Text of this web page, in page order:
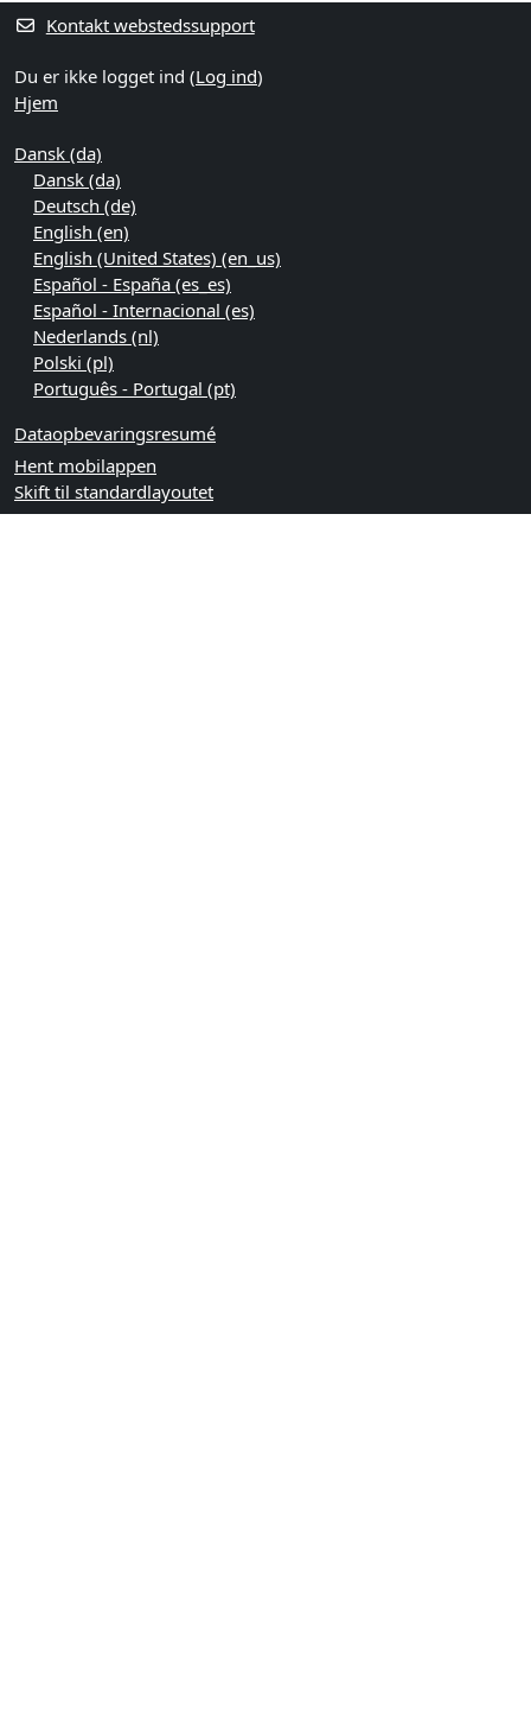
Kontakt webstedssupport
Du er ikke logget ind (Log ind)
Hjem
Dansk ‎(da)‎
Dansk ‎(da)‎
Deutsch ‎(de)‎
English ‎(en)‎
English (United States) ‎(en_us)‎
Español - España ‎(es_es)‎
Español - Internacional ‎(es)‎
Nederlands ‎(nl)‎
Polski ‎(pl)‎
Português - Portugal ‎(pt)‎
Dataopbevaringsresumé
Hent mobilappen
Skift til standardlayoutet